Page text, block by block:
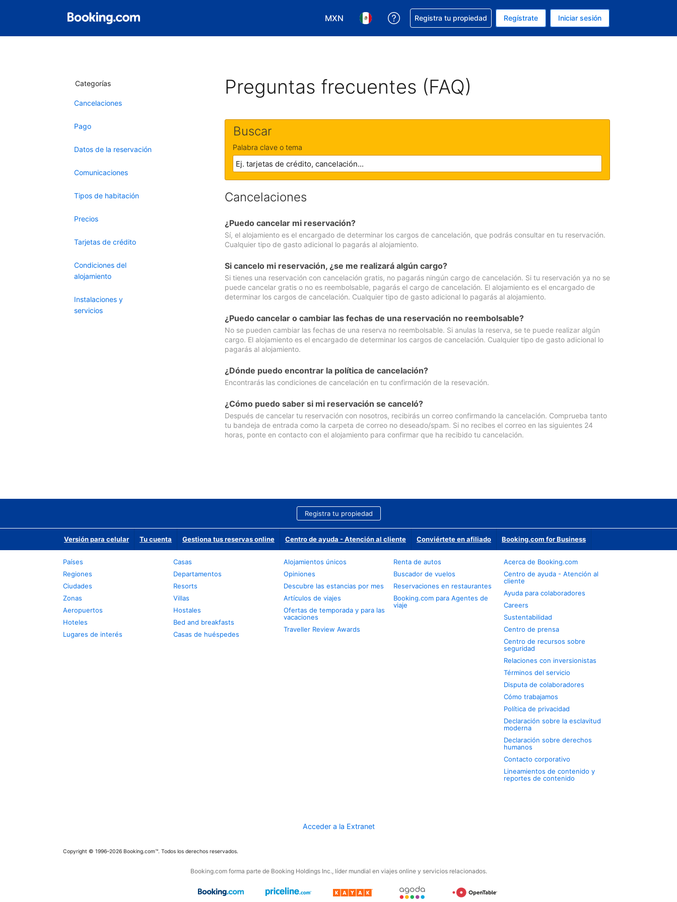
MXN
Elegir tu moneda. Tu moneda actual es Peso mexicano
Elegir el idioma que prefieres. Tu idioma actual es Español (México)
Obtener ayuda con la reservación
Registra tu propiedad Regístrate Iniciar sesión
Categorías
Cancelaciones
Pago
Datos de la reservación
Comunicaciones
Tipos de habitación
Precios
Tarjetas de crédito
Condiciones del
alojamiento
Instalaciones y
servicios
Preguntas frecuentes (FAQ)
Buscar
Palabra clave o tema
Cancelaciones
¿Puedo cancelar mi reservación?
Sí, el alojamiento es el encargado de determinar los cargos de cancelación, que podrás consultar en tu reservación.
Cualquier tipo de gasto adicional lo pagarás al alojamiento.
Si cancelo mi reservación, ¿se me realizará algún cargo?
Si tienes una reservación con cancelación gratis, no pagarás ningún cargo de cancelación. Si tu reservación ya no se
puede cancelar gratis o no es reembolsable, pagarás el cargo de cancelación. El alojamiento es el encargado de
determinar los cargos de cancelación. Cualquier tipo de gasto adicional lo pagarás al alojamiento.
¿Puedo cancelar o cambiar las fechas de una reservación no reembolsable?
No se pueden cambiar las fechas de una reserva no reembolsable. Si anulas la reserva, se te puede realizar algún
cargo. El alojamiento es el encargado de determinar los cargos de cancelación. Cualquier tipo de gasto adicional lo
pagarás al alojamiento.
¿Dónde puedo encontrar la política de cancelación?
Encontrarás las condiciones de cancelación en tu confirmación de la resevación.
¿Cómo puedo saber si mi reservación se canceló?
Después de cancelar tu reservación con nosotros, recibirás un correo confirmando la cancelación. Comprueba tanto
tu bandeja de entrada como la carpeta de correo no deseado/spam. Si no recibes el correo en las siguientes 24
horas, ponte en contacto con el alojamiento para confirmar que ha recibido tu cancelación.
Registra tu propiedad
Versión para celular Tu cuenta Gestiona tus reservas online Centro de ayuda - Atención al cliente Conviértete en afiliado Booking.com for Business
Países
Regiones
Ciudades
Zonas
Aeropuertos
Hoteles
Lugares de interés
Casas
Departamentos
Resorts
Villas
Hostales
Bed and breakfasts
Casas de huéspedes
Alojamientos únicos
Opiniones
Descubre las estancias por mes
Artículos de viajes
Ofertas de temporada y para las
vacaciones
Traveller Review Awards
Renta de autos
Buscador de vuelos
Reservaciones en restaurantes
Booking.com para Agentes de
viaje
Acerca de Booking.com
Centro de ayuda - Atención al
cliente
Ayuda para colaboradores
Careers
Sustentabilidad
Centro de prensa
Centro de recursos sobre
seguridad
Relaciones con inversionistas
Términos del servicio
Disputa de colaboradores
Cómo trabajamos
Política de privacidad
Declaración sobre la esclavitud
moderna
Declaración sobre derechos
humanos
Contacto corporativo
Lineamientos de contenido y
reportes de contenido
Acceder a la Extranet
Copyright © 1996–2026 Booking.com™. Todos los derechos reservados.
Booking.com forma parte de Booking Holdings Inc., líder mundial en viajes online y servicios relacionados.